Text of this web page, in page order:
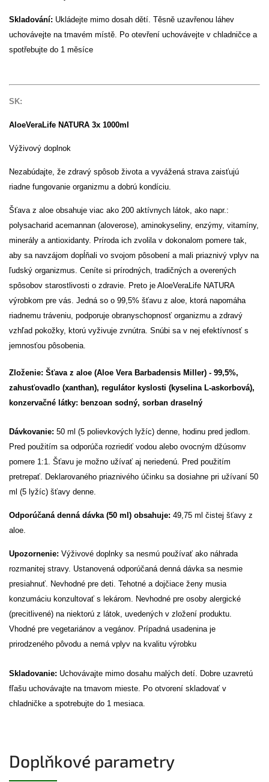
Skladování: Ukládejte mimo dosah dětí. Těsně uzavřenou láhev
uchovávejte na tmavém místě. Po otevření uchovávejte v chladničce a
spotřebujte do 1 měsíce
SK:
AloeVeraLife NATURA 3x 1000ml
Výživový doplnok
Nezabúdajte, že zdravý spôsob života a vyvážená strava zaisťujú
riadne fungovanie organizmu a dobrú kondíciu.
Šťava z aloe obsahuje viac ako 200 aktívnych látok, ako napr.:
polysacharid acemannan (aloverose), aminokyseliny, enzýmy, vitamíny,
minerály a antioxidanty. Príroda ich zvolila v dokonalom pomere tak,
aby sa navzájom dopĺňali vo svojom pôsobení a mali priaznivý vplyv na
ľudský organizmus. Ceníte si prírodných, tradičných a overených
spôsobov starostlivosti o zdravie. Preto je AloeVeraLife NATURA
výrobkom pre vás. Jedná so o 99,5% šťavu z aloe, ktorá napomáha
riadnemu tráveniu, podporuje obranyschopnosť organizmu a zdravý
vzhľad pokožky, ktorú vyživuje zvnútra. Snúbi sa v nej efektívnosť s
jemnosťou pôsobenia.
Zloženie: Šťava z aloe (Aloe Vera Barbadensis Miller) - 99,5%,
zahusťovadlo (xanthan), regulátor kyslosti (kyselina L-askorbová),
konzervačné látky: benzoan sodný, sorban draselný
Dávkovanie: 50 ml (5 polievkových lyžíc) denne, hodinu pred jedlom.
Pred použitím sa odporúča rozriediť vodou alebo ovocným džúsomv
pomere 1:1. Šťavu je možno užívať aj neriedenú. Pred použitím
pretrepať. Deklarovaného priaznivého účinku sa dosiahne pri užívaní 50
ml (5 lyžíc) šťavy denne.
Odporúčaná denná dávka (50 ml) obsahuje: 49,75 ml čistej šťavy z
aloe.
Upozornenie: Výživové doplnky sa nesmú používať ako náhrada
rozmanitej stravy. Ustanovená odporúčaná denná dávka sa nesmie
presiahnuť. Nevhodné pre deti. Tehotné a dojčiace ženy musia
konzumáciu konzultovať s lekárom. Nevhodné pre osoby alergické
(precitlivené) na niektorú z látok, uvedených v zložení produktu.
Vhodné pre vegetariánov a vegánov. Prípadná usadenina je
prirodzeného pôvodu a nemá vplyv na kvalitu výrobku
Skladovanie: Uchovávajte mimo dosahu malých detí. Dobre uzavretú
fľašu uchovávajte na tmavom mieste. Po otvorení skladovať v
chladničke a spotrebujte do 1 mesiaca.
Doplňkové parametry